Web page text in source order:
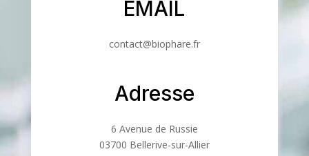
EMAIL
contact@biophare.fr
Adresse
6 Avenue de Russie
03700 Bellerive-sur-Allier